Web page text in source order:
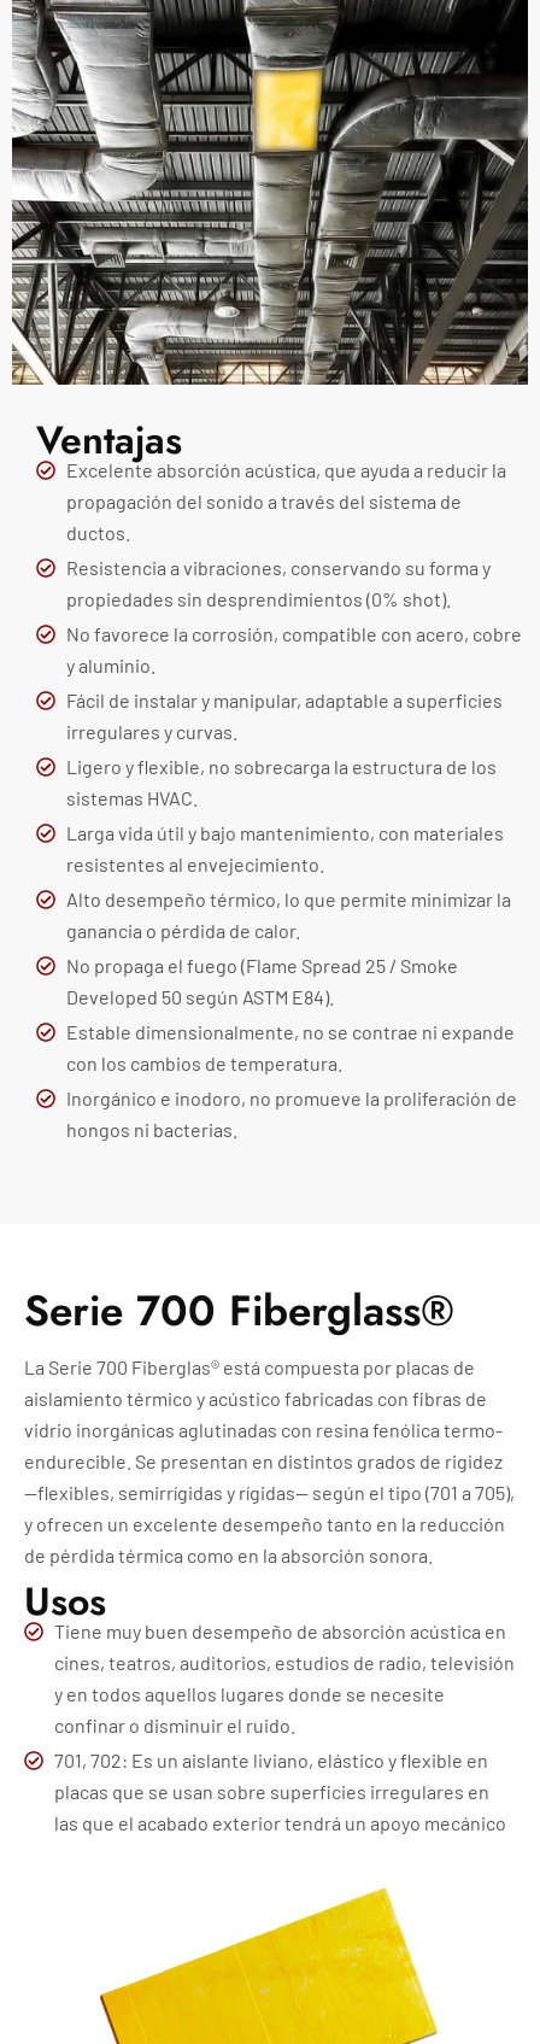
Ventajas
Excelente absorción acústica, que ayuda a reducir la
propagación del sonido a través del sistema de
ductos.
Resistencia a vibraciones, conservando su forma y
propiedades sin desprendimientos (0% shot).
No favorece la corrosión, compatible con acero, cobre
y aluminio.
Fácil de instalar y manipular, adaptable a superficies
irregulares y curvas.
Ligero y flexible, no sobrecarga la estructura de los
sistemas HVAC.
Larga vida útil y bajo mantenimiento, con materiales
resistentes al envejecimiento.
Alto desempeño térmico, lo que permite minimizar la
ganancia o pérdida de calor.
No propaga el fuego (Flame Spread 25 / Smoke
Developed 50 según ASTM E84).
Estable dimensionalmente, no se contrae ni expande
con los cambios de temperatura.
Inorgánico e inodoro, no promueve la proliferación de
hongos ni bacterias.
Serie 700 Fiberglass®
La Serie 700 Fiberglas® está compuesta por placas de
aislamiento térmico y acústico fabricadas con fibras de
vidrio inorgánicas aglutinadas con resina fenólica termo-
endurecible. Se presentan en distintos grados de rigidez
—flexibles, semirrígidas y rígidas— según el tipo (701 a 705),
y ofrecen un excelente desempeño tanto en la reducción
de pérdida térmica como en la absorción sonora.
Usos
Tiene muy buen desempeño de absorción acústica en
cines, teatros, auditorios, estudios de radio, televisión
y en todos aquellos lugares donde se necesite
confinar o disminuir el ruido.
701, 702: Es un aislante liviano, elástico y flexible en
placas que se usan sobre superficies irregulares en
las que el acabado exterior tendrá un apoyo mecánico